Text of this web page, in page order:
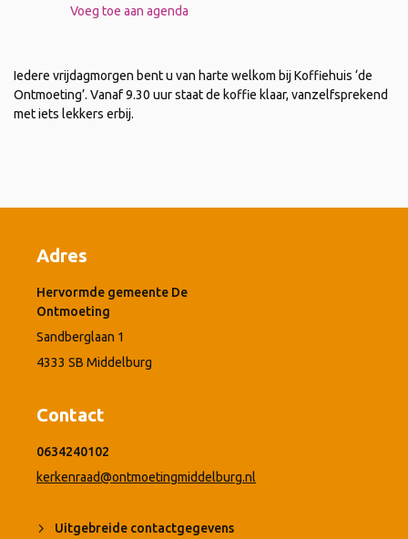
Voeg toe aan agenda
Iedere vrijdagmorgen bent u van harte welkom bij Koffiehuis ‘de
Ontmoeting’. Vanaf 9.30 uur staat de koffie klaar, vanzelfsprekend
met iets lekkers erbij.
Adres
Hervormde gemeente De
Ontmoeting
Sandberglaan 1
4333 SB Middelburg
Contact
0634240102
kerkenraad@ontmoetingmiddelburg.nl
Uitgebreide contactgegevens